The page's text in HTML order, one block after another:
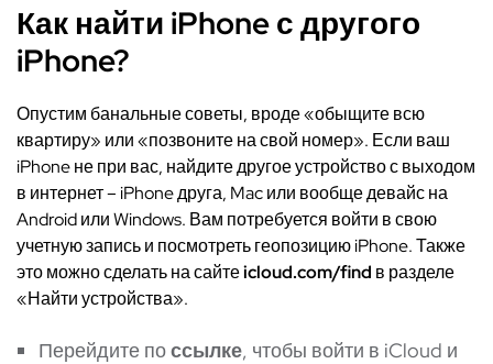
Как найти iPhone с другого
iPhone?
Опустим банальные советы, вроде «обыщите всю
квартиру» или «позвоните на свой номер». Если ваш
iPhone не при вас, найдите другое устройство с выходом
в интернет – iPhone друга, Mac или вообще девайс на
Android или Windows. Вам потребуется войти в свою
учетную запись и посмотреть геопозицию iPhone. Также
это можно сделать на сайтеicloud.com/find в разделе
«Найти устройства».
Перейдите поссылке, чтобы войти в iCloud и